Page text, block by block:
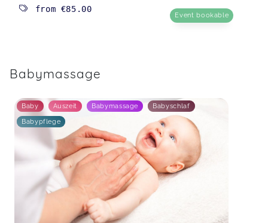
from €85.00
Event bookable
Babymassage
Baby Auszeit Babymassage Babyschlaf
Babypflege